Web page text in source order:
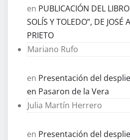
en PUBLICACIÓN DEL
SOLÍS Y TOLEDO”, DE JOSÉ
PRIETO
Mariano Rufo
en Presentación del
en Pasaron de la Vera
Julia Martín Herrero
en Presentación del